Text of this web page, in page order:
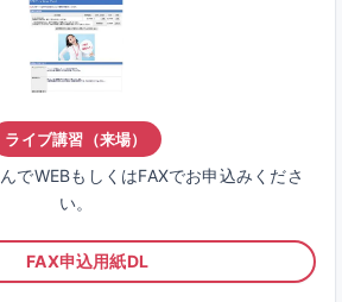
ライブ講習（来場）
でWEBもしくはFAXでお申込みくださ
い。
FAX申込用紙DL